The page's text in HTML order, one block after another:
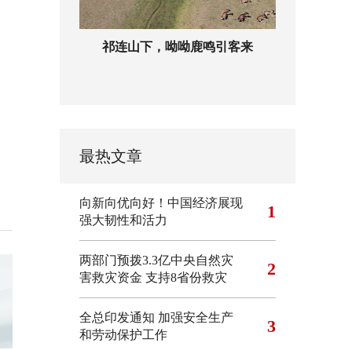
祁连山下，呦呦鹿鸣引客来
最热文章
向新向优向好！中国经济展现
强大韧性和活力
1
两部门预拨3.3亿中央自然灾
害救灾资金 支持8省份救灾
2
全总印发通知 加强安全生产
和劳动保护工作
3